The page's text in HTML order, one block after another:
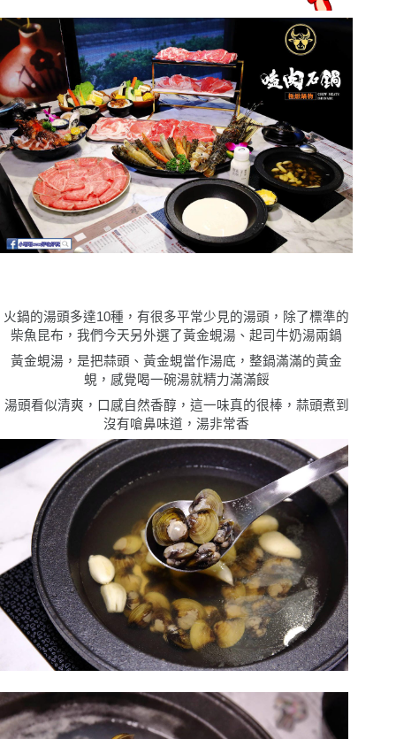
火鍋的湯頭多達10種，有很多平常少見的湯頭，除了標準的
柴魚昆布，我們今天另外選了黃金蜆湯、起司牛奶湯兩鍋
黃金蜆湯，是把蒜頭、黃金蜆當作湯底，整鍋滿滿的黃金
蜆，感覺喝一碗湯就精力滿滿餒
湯頭看似清爽，口感自然香醇，這一味真的很棒，蒜頭煮到
沒有嗆鼻味道，湯非常香